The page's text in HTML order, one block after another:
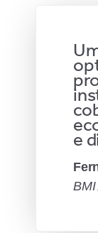
e
BMI